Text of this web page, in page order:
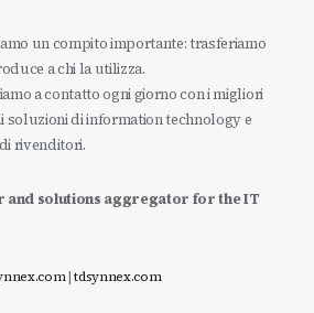
un compito importante: trasferiamo
a chi la utilizza.
a contatto ogni giorno con i migliori
di information technology e
rivenditori.
and solutions aggregator for the IT
|tdsynnex.com